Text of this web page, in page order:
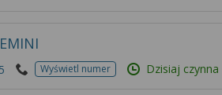
Wyświetl numer Dzisiaj czynna